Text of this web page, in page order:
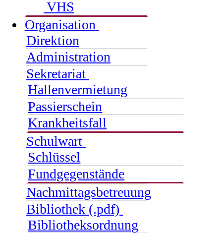
VHS
Organisation
Direktion
Administration
Sekretariat
Hallenvermietung
Passierschein
Krankheitsfall
Schulwart
Schlüssel
Fundgegenstände
Nachmittagsbetreuung
Bibliothek (.pdf)
Bibliotheksordnung